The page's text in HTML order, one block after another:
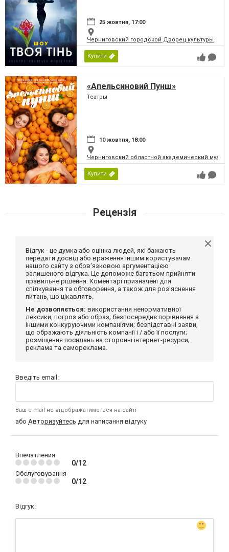
25 жовтня, 17:00
Черниговский городской Дворец культуры
Купити
«Апельсиновий Пунш»
Театры
10 жовтня, 18:00
Черниговский областной академический
Купити
Рецензія
Відгук - це думка або оцінка людей, які бажають
передати досвід або враження іншим користувачам
нашого сайту з обов'язковою аргументацією
залишеного відгука. Це допоможе багатьом прийняти
правильне рішення. Коментарі призначені для
спілкування та обговорення, а також для роз'яснення
питань, що цікавлять.
Не дозволяється: використання ненормативної
лексики, погроз або образ; безпосереднє порівняння з
іншими конкуруючими компаніями; безпідставні заяви,
що ображають діяльність компанії і / або її послуги;
розміщення посилань на сторонні інтернет-ресурси;
реклама та самореклама.
Введіть email:
Ваш e-mail не відображатиметься на сайті
або Авторизуйтесь для написання відгуку
Впечатления
0/12
Обслуговування
0/12
Відгук: